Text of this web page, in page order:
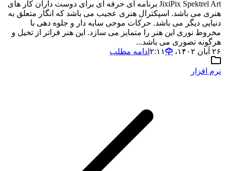
JixiPix Spektrel Art برنامه ای حرفه ای برای دوست داران کار های
هنری می باشد. اسپکترال هنری عجیب می باشد که انگار متعلق به
دنیایی دیگر می باشد. حرکات موجی سایه دار و جلوه دهی با
مخروط نوری این هنر را متمایز می سازد. این هنر فراتر از تخیل و
هرگونه تصوری می باشد...
۲۶ آبان ۱۴۰۲،‏ ۲:۱۱
ادامه مطلب
نرم افزار